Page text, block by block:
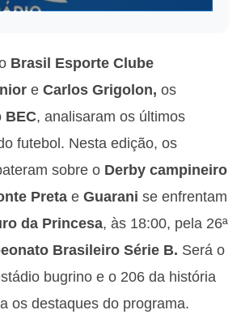
Brasil Esporte Clube
e Carlos Grigolon, os
BEC, analisaram os últimos
futebol. Nesta edição, os
sobre o Derby campineiro
Preta e Guarani se enfrentam
da Princesa, às 18:00, pela 26ª
Brasileiro Série B. Será o
bugrino e o 206 da história
os destaques do programa.